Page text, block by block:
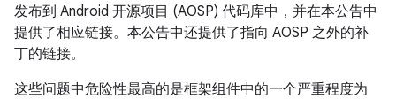
发布到 Android 开源项目 (AOSP) 代码库中，并在本公告中
提供了相应链接。本公告中还提供了指向 AOSP 之外的补
丁的链接。
这些问题中危险性最高的是框架组件中的一个严重程度为